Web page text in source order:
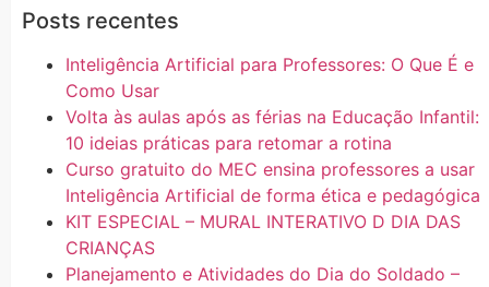
Posts recentes
Inteligência Artificial para Professores: O Que É e
Como Usar
Volta às aulas após as férias na Educação Infantil:
10 ideias práticas para retomar a rotina
Curso gratuito do MEC ensina professores a usar
Inteligência Artificial de forma ética e pedagógica
KIT ESPECIAL – MURAL INTERATIVO D DIA DAS
CRIANÇAS
Planejamento e Atividades do Dia do Soldado –